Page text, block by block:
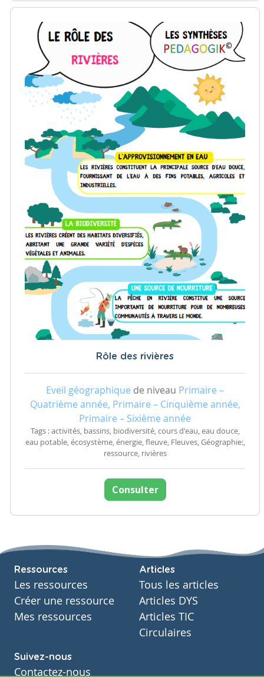
Rôle des rivières
Eveil géographique de niveau Primaire –
Quatrième année, Primaire – Cinquième année,
Primaire – Sixième année
Tags : activités, bassins, biodiversité, cours d'eau, eau douce,
eau potable, écosystème, énergie, fleuve, Fleuves, Géographie:,
ressource, rivières
Consulter
Ressources
Les ressources
Créer une ressource
Mes ressources
Articles
Tous les articles
Articles DYS
Articles TIC
Circulaires
Suivez-nous
Contactez-nous